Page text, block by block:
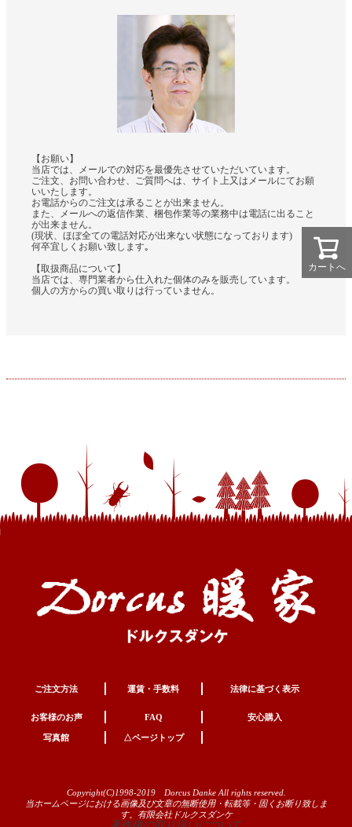
【お願い】
当店では、メールでの対応を最優先させていただいています。
ご注文、お問い合わせ、ご質問へは、サイト上又はメールにてお願
いいたします。
お電話からのご注文は承ることが出来ません。
また、メールへの返信作業、梱包作業等の業務中は電話に出ること
が出来ません。
(現状、ほぼ全ての電話対応が出来ない状態になっております)
何卒宜しくお願い致します｡
【取扱商品について】
当店では、専門業者から仕入れた個体のみを販売しています。
個人の方からの買い取りは行っていません。
ご注文方法 運賃・手数料 法律に基づく表示
お客様のお声 FAQ 安心購入
写真館 △ページトップ
Copyright(C)1998-2019 Dorcus Danke All rights reserved.
当ホームページにおける画像及び文章の無断使用・転載等・固くお断り致しま
す。有限会社ドルクスダンケ
カートへ